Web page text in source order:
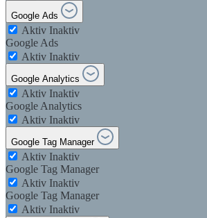
Google Ads
Aktiv Inaktiv
Google Ads
Aktiv Inaktiv
Google Analytics
Aktiv Inaktiv
Google Analytics
Aktiv Inaktiv
Google Tag Manager
Aktiv Inaktiv
Google Tag Manager
Aktiv Inaktiv
Google Tag Manager
Aktiv Inaktiv